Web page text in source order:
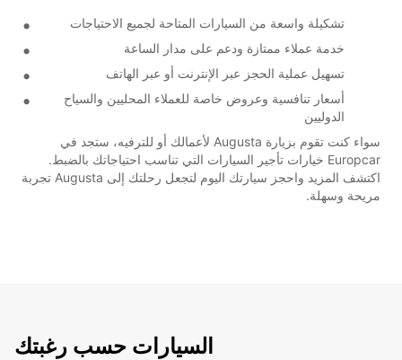
تشكيلة واسعة من السيارات المتاحة لجميع الاحتياجات
خدمة عملاء ممتازة ودعم على مدار الساعة
تسهيل عملية الحجز عبر الإنترنت أو عبر الهاتف
أسعار تنافسية وعروض خاصة للعملاء المحليين والسياح
الدوليين
سواء كنت تقوم بزيارة Augusta لأعمالك أو للترفيه، ستجد في
Europcar خيارات تأجير السيارات التي تناسب احتياجاتك بالضبط.
اكتشف المزيد واحجز سيارتك اليوم لتجعل رحلتك إلى Augusta تجربة
مريحة وسهلة.
السيارات حسب رغبتك